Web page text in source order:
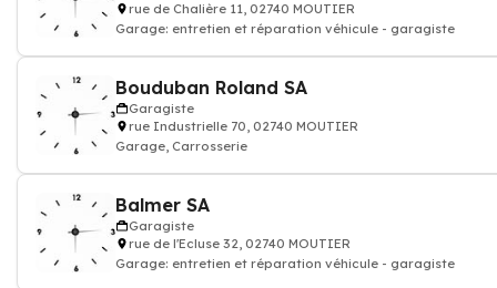
rue de Chalière 11, 02740 MOUTIER
Garage: entretien et réparation véhicule - garagiste
Bouduban Roland SA
Garagiste
rue Industrielle 70, 02740 MOUTIER
Garage, Carrosserie
Balmer SA
Garagiste
rue de l'Ecluse 32, 02740 MOUTIER
Garage: entretien et réparation véhicule - garagiste